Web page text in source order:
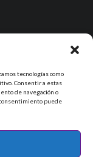
tecnologías como
Consentir a estas
de navegación o
puede